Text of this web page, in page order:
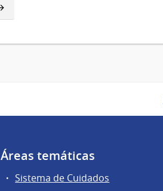
Áreas temáticas
Sistema de Cuidados